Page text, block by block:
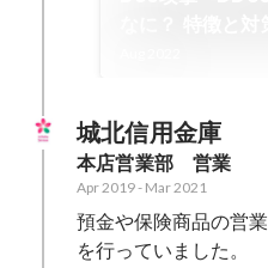
城北信用金庫
本店営業部　営業
Apr 2019- Mar 2021
預金や保険商品の営